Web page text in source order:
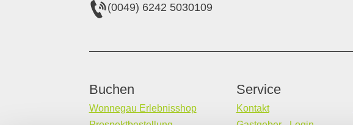
(0049) 6242 5030109
Buchen
Wonnegau Erlebnisshop
Service
Kontakt